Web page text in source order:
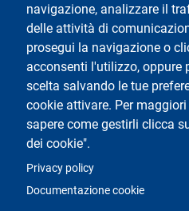
navigazione, analizzare il
delle attività di
prosegui la navigazione o
acconsenti l'utilizzo, oppure
scelta salvando le tue
cookie attivare. Per
sapere come gestirli clicca
dei cookie".
Privacy policy
Documentazione cookie
Testo
Università degli Studi di Milano
Via Festa del Perdono 7 - 20122
Tel.+39 02 5032 5032
Posta elettronica certificata
Logo